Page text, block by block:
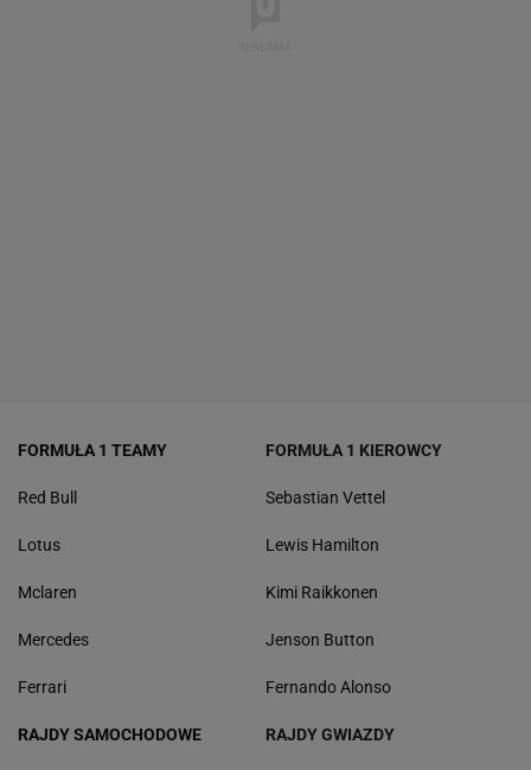
FORMUŁA 1 TEAMY
Red Bull
Lotus
Mclaren
Mercedes
Ferrari
FORMUŁA 1 KIEROWCY
Sebastian Vettel
Lewis Hamilton
Kimi Raikkonen
Jenson Button
Fernando Alonso
RAJDY SAMOCHODOWE RAJDY GWIAZDY